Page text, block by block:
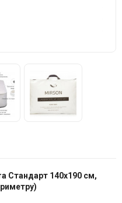
Стандарт 140x190 см,
)